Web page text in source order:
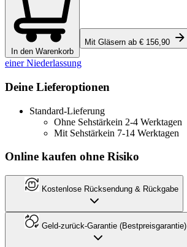
In den Warenkorb
Mit Gläsern ab € 156,90
einer Niederlassung
Deine Lieferoptionen
Standard-Lieferung
Ohne Sehstärkein 2-4 Werktagen
Mit Sehstärkein 7-14 Werktagen
Online kaufen ohne Risiko
Kostenlose Rücksendung & Rückgabe
Geld-zurück-Garantie (Bestpreisgarantie)